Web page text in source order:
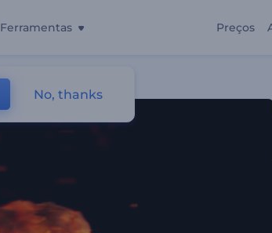
Ferramentas Preços
No, thanks